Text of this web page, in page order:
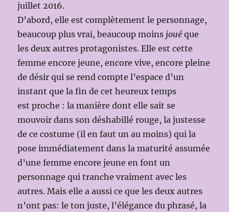
juillet 2016.
D’abord, elle est complètement le personnage,
beaucoup plus vrai, beaucoup moins jouéque
les deux autres protagonistes. Elle est cette
femme encore jeune, encore vive, encore pleine
de désir qui se rend compte l’espace d’un
instant que la fin de cet heureux temps
est proche : la manière dont elle sait se
mouvoir dans son déshabillé rouge, la justesse
de ce costume (il en faut un au moins) qui la
pose immédiatement dans la maturité assumée
d’une femme encore jeune en font un
personnage qui tranche vraiment avec les
autres. Mais elle a aussi ce que les deux autres
n’ont pas: le ton juste, l’élégance du phrasé, la